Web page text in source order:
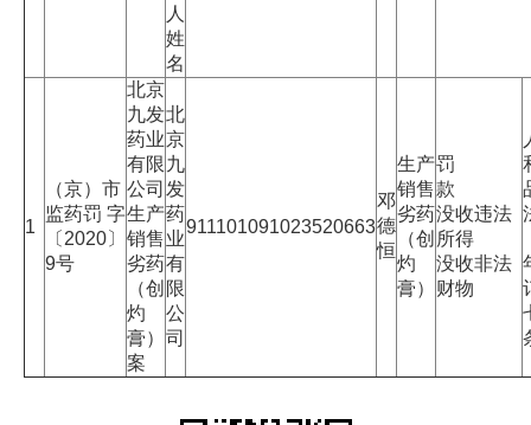
人
姓
名
1
（京）市
监药罚 字
〔2020〕
9号
北京
九发
药业
有限
公司
生产
销售
劣药
（创
灼
膏）
案
北
京
九
发
药
业
有
限
公
司
911101091023520663
邓
德
恒
生产
销售
劣药
（创
灼
膏）
罚
款
没收违法
所得
没收非法
财物